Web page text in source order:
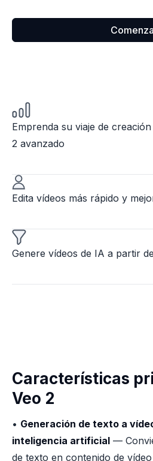
Emprenda su viaje de
2 avanzado
Edita vídeos más rápido y
Genere vídeos de IA a partir
Características
Veo 2
• Generación de texto a
inteligencia artificial —
de texto en contenido de